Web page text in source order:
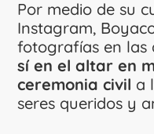
Por medio de su
Instagram,
fotografías en
sí en el altar en
ceremonia civil a
seres queridos y